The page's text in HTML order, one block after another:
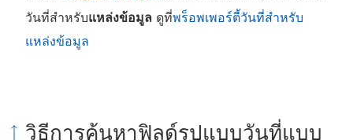
วันที่สำหรับแหล่งข้อมูล ดูที่พร็อพเพอร์ตี้วันที่สำหรับ
แหล่งข้อมูล
วิธีการค้นหาฟิลด์รูปแบบวันที่แบบ